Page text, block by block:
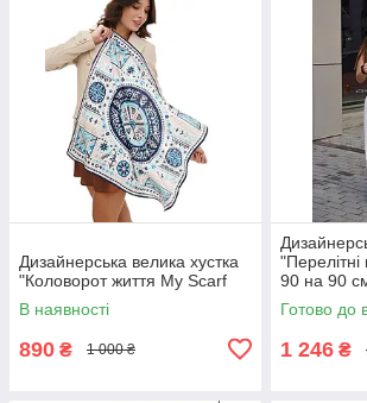
Дизайнерська велика хустка
"Коловорот життя My Scarf
В наявності
890 ₴ 1 000 ₴
90 на 90
Готово до
1 246 ₴